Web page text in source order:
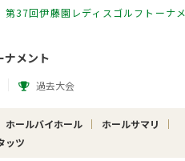
第37回伊藤園レディスゴルフトーナ
ナメント
過去大会
ホールバイホール
ホールサマリ
ッツ